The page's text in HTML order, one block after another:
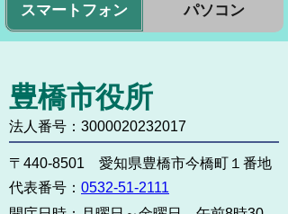
スマートフォン パソコン
豊橋市役所
法人番号：3000020232017
〒440-8501 愛知県豊橋市今橋町１番地
代表番号： 0532-51-2111